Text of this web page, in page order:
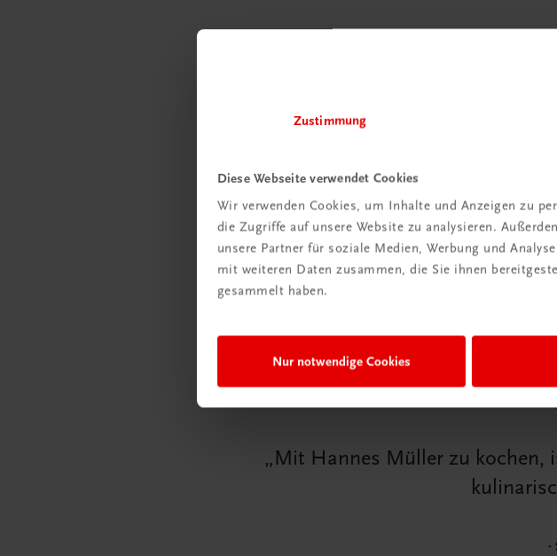
Zustimmung
Diese Webseite verwendet Cookies
Wir verwenden Cookies, um Inhalte und Anzeigen zu
die Zugriffe auf unsere Website zu analysieren.
unsere Partner für soziale Medien, Werbung und
mit weiteren Daten zusammen, die Sie ihnen
gesammelt haben.
Nur notwendige Cookies
Mit Hannes Müller zu